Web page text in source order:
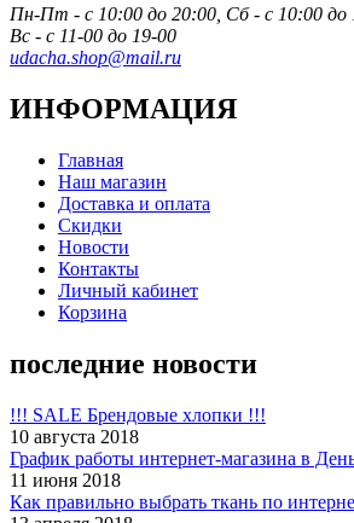
Пн-Пт - с 10:00 до 20:00, Сб - с 10:00 до
Вс - с 11-00 до 19-00
udacha.shop@mail.ru
ИНФОРМАЦИЯ
Главная
Наш магазин
Доставка и оплата
Скидки
Новости
Контакты
Личный кабинет
Корзина
последние новости
!!! SALE Брендовые хлопки !!!
10 августа 2018
График работы интернет-магазина в
11 июня 2018
Как правильно выбрать ткань по